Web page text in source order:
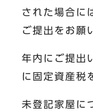
された場合に
ご提出をお願
年内にご提出
に固定資産税
未登記家屋に